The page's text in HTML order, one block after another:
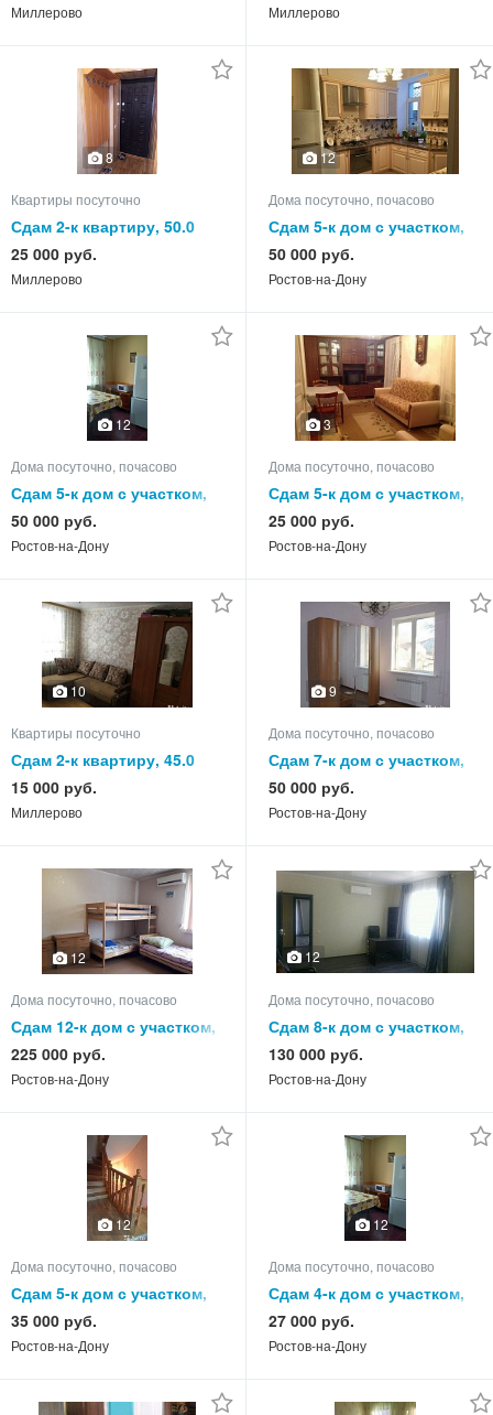
Миллерово Миллерово
8
Квартиры посуточно
Сдам 2-к квартиру, 50.0
кв.м, этаж 5 из 5
25 000 руб.
Миллерово
12
Дома посуточно, почасово
Сдам 5-к дом с участком,
90.0 кв.м, этажей 1
50 000 руб.
Ростов-на-Дону
12
Дома посуточно, почасово
Сдам 5-к дом с участком,
140.0 кв.м, этажей 2
50 000 руб.
Ростов-на-Дону
3
Дома посуточно, почасово
Сдам 5-к дом с участком,
85.0 кв.м, этажей 1
25 000 руб.
Ростов-на-Дону
10
Квартиры посуточно
Сдам 2-к квартиру, 45.0
кв.м, этаж 1 из 5
15 000 руб.
Миллерово
9
Дома посуточно, почасово
Сдам 7-к дом с участком,
250.0 кв.м, этажей 2
50 000 руб.
Ростов-на-Дону
12
Дома посуточно, почасово
Сдам 12-к дом с участком,
300.0 кв.м, этажей 3
225 000 руб.
Ростов-на-Дону
12
Дома посуточно, почасово
Сдам 8-к дом с участком,
260.0 кв.м, этажей 3
130 000 руб.
Ростов-на-Дону
12
Дома посуточно, почасово
Сдам 5-к дом с участком,
100.0 кв.м, этажей 3
35 000 руб.
Ростов-на-Дону
12
Дома посуточно, почасово
Сдам 4-к дом с участком,
70.0 кв.м, этажей 1
27 000 руб.
Ростов-на-Дону